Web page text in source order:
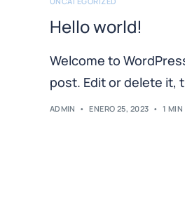
Hello world!
Welcome to
post. Edit or delete it,
ADMIN ENERO 25, 2023 1 MIN